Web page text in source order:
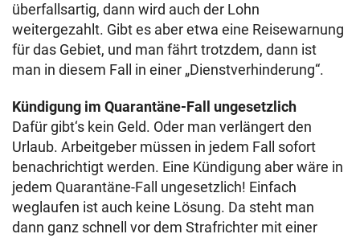
überfallsartig, dann wird auch der Lohn
weitergezahlt. Gibt es aber etwa eine Reisewarnung
für das Gebiet, und man fährt trotzdem, dann ist
man in diesem Fall in einer „Dienstverhinderung“.
Kündigung im Quarantäne-Fall ungesetzlich
Dafür gibt‘s kein Geld. Oder man verlängert den
Urlaub. Arbeitgeber müssen in jedem Fall sofort
benachrichtigt werden. Eine Kündigung aber wäre in
jedem Quarantäne-Fall ungesetzlich! Einfach
weglaufen ist auch keine Lösung. Da steht man
dann ganz schnell vor dem Strafrichter mit einer